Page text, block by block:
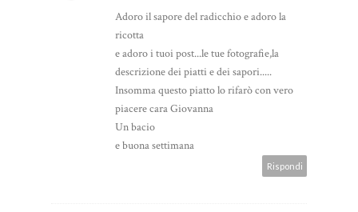
Adoro il sapore del radicchio e adoro la
ricotta
e adoro i tuoi post...le tue fotografie,la
descrizione dei piatti e dei sapori.....
Insomma questo piatto lo rifarò con vero
piacere cara Giovanna
Un bacio
e buona settimana
Rispondi